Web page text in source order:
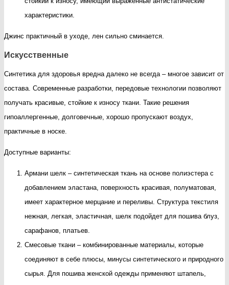
характеристики.
Джинс практичный в уходе, лен сильно сминается.
Искусственные
Синтетика для здоровья вредна далеко не всегда – многое зависит от
состава. Современные разработки, передовые технологии позволяют
получать красивые, стойкие к износу ткани. Такие решения
гипоаллергенные, долговечные, хорошо пропускают воздух,
практичные в носке.
Доступные варианты:
Армани шелк – синтетическая ткань на основе полиэстера с
добавлением эластана, поверхность красивая, полуматовая,
имеет характерное мерцание и переливы. Структура текстиля
нежная, легкая, эластичная, шелк подойдет для пошива блуз,
сарафанов, платьев.
Смесовые ткани – комбинированные материалы, которые
соединяют в себе плюсы, минусы синтетического и природного
сырья. Для пошива женской одежды применяют штапель,